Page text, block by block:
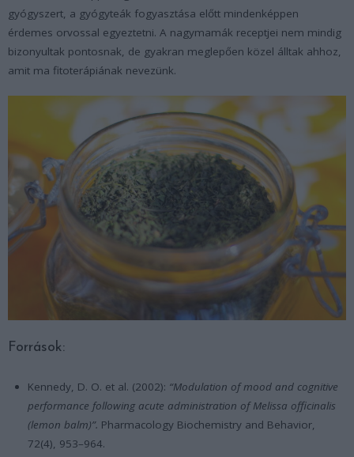
gyógyszert, a gyógyteák fogyasztása előtt mindenképpen
érdemes orvossal egyeztetni. A nagymamák receptjei nem mindig
bizonyultak pontosnak, de gyakran meglepően közel álltak ahhoz,
amit ma fitoterápiának nevezünk.
Források:
Kennedy, D. O. et al. (2002): “Modulation of mood and cognitive
performance following acute administration of Melissa officinalis
(lemon balm)”. Pharmacology Biochemistry and Behavior,
72(4), 953–964.